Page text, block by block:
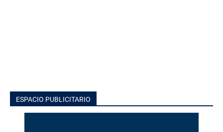
ESPACIO PUBLICITARIO